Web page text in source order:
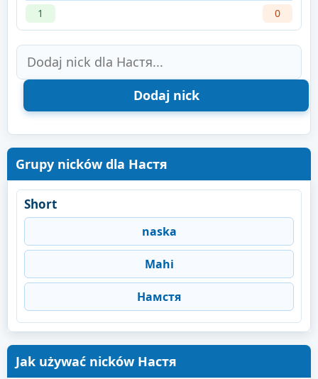
1 0
Grupy nicków dla Настя
Short
naska
Mahi
Намстя
Jak używać nicków Настя